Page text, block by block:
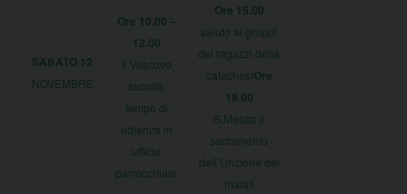
SABATO 12
NOVEMBRE
Ore 10.00 –
12.00
Il Vescovo
ascolta:
tempo di
udienze in
ufficio
parrocchiale
Ore 15.00
saluto ai gruppi
dei ragazzi della
catechesiOre
18.00
S.Messa e
sacramento
dell’Unzione dei
malati